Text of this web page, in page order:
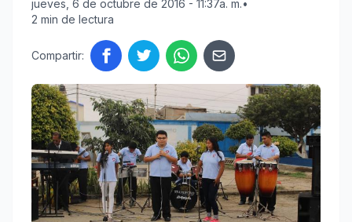
jueves, 6 de octubre de 2016 - 11:37a. m.•
2 min de lectura
Compartir: